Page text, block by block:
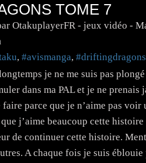
TOME 7
OtakuplayerFR - jeux vidéo -
, #avismanga, #driftingdragons
je ne me suis pas
dans ma PAL et je ne
parce que je n’aime pas
j’aime beaucoup cette
de continuer cette histoire.
A chaque fois je suis